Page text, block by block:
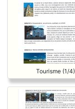
Tourisme (1/4)